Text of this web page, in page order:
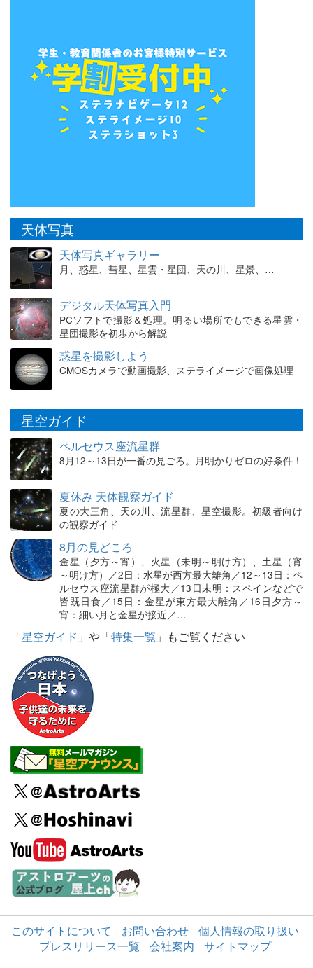
天体写真
天体写真ギャラリー
月、惑星、彗星、星雲・星団、天の川、星景、…
デジタル天体写真入門
PCソフトで撮影＆処理。明るい場所でもできる星雲・
星団撮影を初歩から解説
惑星を撮影しよう
CMOSカメラで動画撮影、ステライメージで画像処理
星空ガイド
ペルセウス座流星群
8月12～13日が一番の見ごろ。月明かりゼロの好条件！
夏休み 天体観察ガイド
夏の大三角、天の川、流星群、星空撮影。初級者向け
の観察ガイド
8月の見どころ
金星（夕方～宵）、火星（未明～明け方）、土星（宵
～明け方）／2日：水星が西方最大離角／12～13日：ペ
ルセウス座流星群が極大／13日未明：スペインなどで
皆既日食／15日：金星が東方最大離角／16日夕方～
宵：細い月と金星が接近／…
「星空ガイド 」や「特集一覧 」もご覧ください
このサイトについて お問い合わせ
個人情報の取り扱い
プレスリリース一覧
会社案内 サイトマップ